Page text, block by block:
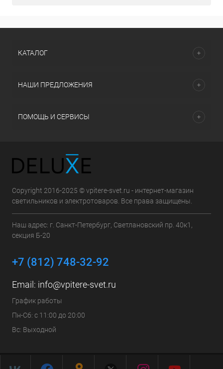
КАТАЛОГ
НАШИ ПРЕДЛОЖЕНИЯ
ПОМОЩЬ И СЕРВИСЫ
Copyright 2016-2025 © vpitere-svet.ru - интернет-магазин
светильников и электротоваров. Все права защищены.
Наш адрес: г. Санкт-Петербург, Светлановский пр. 40к1,
секция Б-20
+7 (812) 748-32-92
Email: info@vpitere-svet.ru
График работы
Пн-Сб: с 11:00 до 20:00
Вс: Выходной